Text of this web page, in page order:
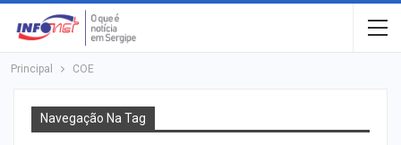
Principal COE
Navegação Na Tag